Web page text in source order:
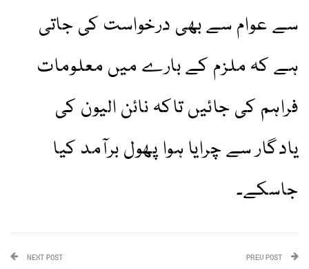
سے عوام سے بھی درخواست کی جاتی
ہے کہ ملزم کے بارے میں معلومات
فراہم کی جائیں تاکہ نائن الیون کی
یادگار سے چرایا ہوا پھول برآمد کیا
جاسکے۔
NEXT POST